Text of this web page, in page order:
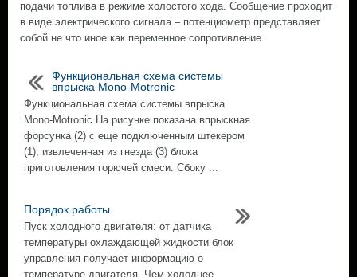
подачи топлива в режиме холостого хода. Сообщение проходит
в виде электрического сигнала – потенциометр представляет
собой не что иное как переменное сопротивление.
Функциональная схема системы
впрыска Mono-Motronic
Функциональная схема системы впрыска
Mono-Motronic На рисунке показана впрыскная
форсунка (2) с еще подключенным штекером
(1), извлеченная из гнезда (3) блока
приготовления горючей смеси. Сбоку ...
Порядок работы
Пуск холодного двигателя: от датчика
температуры охлаждающей жидкости блок
управления получает информацию о
температуре двигателя. Чем холоднее